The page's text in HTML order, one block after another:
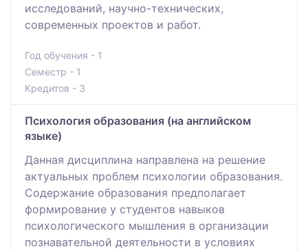
исследований, научно-технических,
современных проектов и работ.
Год обучения - 1
Семестр - 1
Кредитов - 3
Психология образования (на английском
языке)
Данная дисциплина направлена на решение
актуальных проблем психологии образования.
Содержание образования предполагает
формирование у студентов навыков
психологического мышления в организации
познавательной деятельности в условиях